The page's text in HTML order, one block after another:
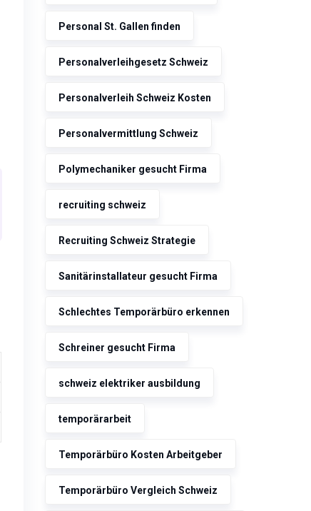
Personal St. Gallen finden
Personalverleihgesetz Schweiz
Personalverleih Schweiz Kosten
Personalvermittlung Schweiz
Polymechaniker gesucht Firma
recruiting schweiz
Recruiting Schweiz Strategie
Sanitärinstallateur gesucht Firma
Schlechtes Temporärbüro erkennen
Schreiner gesucht Firma
schweiz elektriker ausbildung
temporärarbeit
Temporärbüro Kosten Arbeitgeber
Temporärbüro Vergleich Schweiz